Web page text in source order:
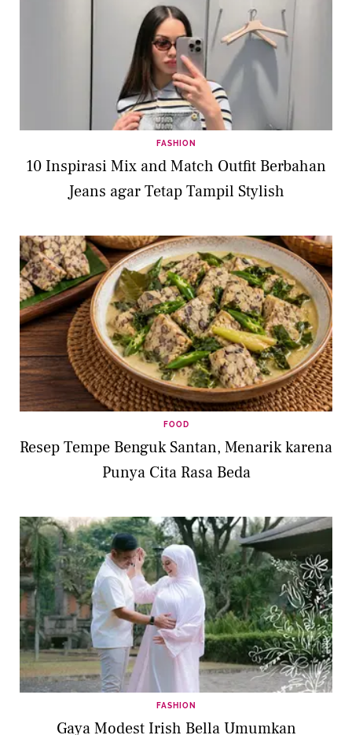
FASHION
10 Inspirasi Mix and Match Outfit Berbahan
Jeans agar Tetap Tampil Stylish
FOOD
Resep Tempe Benguk Santan, Menarik karena
Punya Cita Rasa Beda
FASHION
Gaya Modest Irish Bella Umumkan